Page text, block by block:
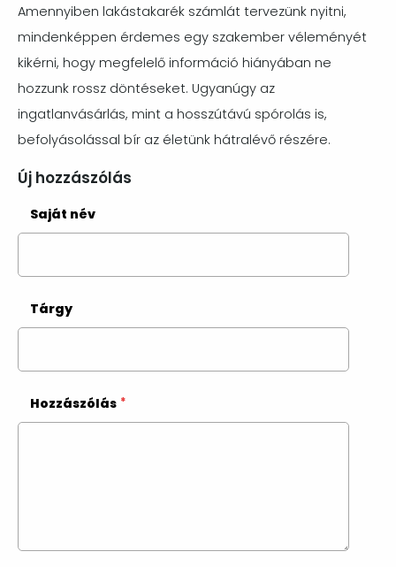
Amennyiben lakástakarék számlát tervezünk nyitni,
mindenképpen érdemes egy szakember véleményét
kikérni, hogy megfelelő információ hiányában ne
hozzunk rossz döntéseket. Ugyanúgy az
ingatlanvásárlás, mint a hosszútávú spórolás is,
befolyásolással bír az életünk hátralévő részére.
Új hozzászólás
Saját név
Tárgy
Hozzászólás